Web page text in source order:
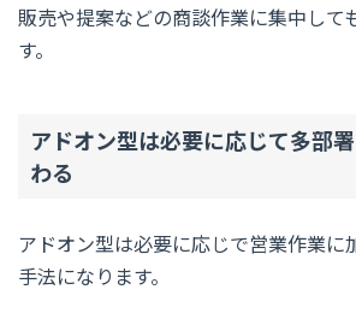
販売や提案などの商談作業に集中して
す。
アドオン型は必要に応じて多部
わる
アドオン型は必要に応じで営業作業に
手法になります。